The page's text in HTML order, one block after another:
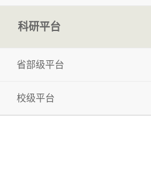
科研平台
省部级平台
校级平台